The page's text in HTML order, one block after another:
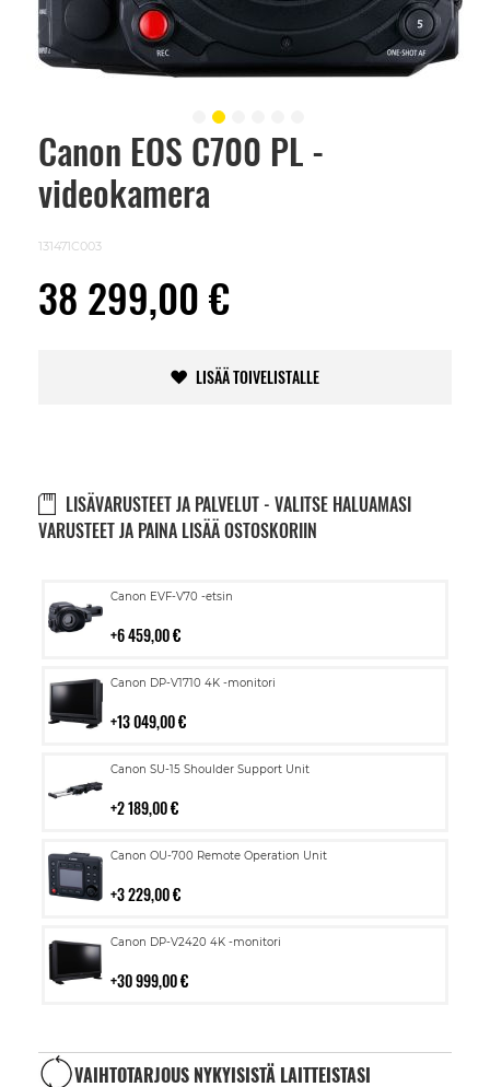
Canon EOS C700 PL -
videokamera
131471C003
38 299,00 €
LISÄÄ TOIVELISTALLE
LISÄVARUSTEET JA PALVELUT - VALITSE HALUAMASI
VARUSTEET JA PAINA LISÄÄ OSTOSKORIIN
Canon EVF-V70 -etsin
6 459,00 €
Lisää
Canon DP-V1710 4K -monitori
13 049,00 €
Lisää
Canon SU-15 Shoulder Support Unit
2 189,00 €
Lisää
Canon OU-700 Remote Operation Unit
3 229,00 €
Lisää
Canon DP-V2420 4K -monitori
30 999,00 €
Lisää
VAIHTOTARJOUS NYKYISISTÄ LAITTEISTASI
Skip
beginning
images